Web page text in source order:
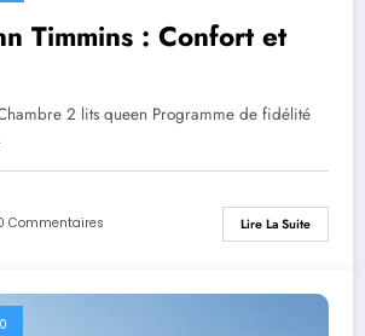
Timmins : Confort et
2 lits queen Programme de fidélité
Commentaires Lire La Suite